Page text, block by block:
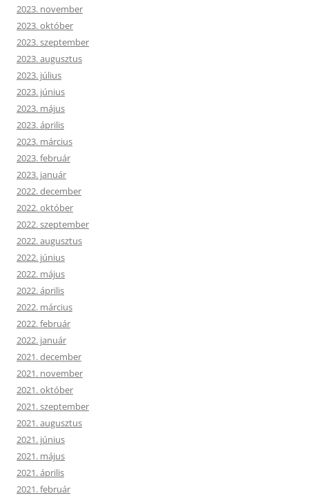
2023. november
2023. október
2023. szeptember
2023. augusztus
2023. július
2023. június
2023. május
2023. április
2023. március
2023. február
2023. január
2022. december
2022. október
2022. szeptember
2022. augusztus
2022. június
2022. május
2022. április
2022. március
2022. február
2022. január
2021. december
2021. november
2021. október
2021. szeptember
2021. augusztus
2021. június
2021. május
2021. április
2021. február